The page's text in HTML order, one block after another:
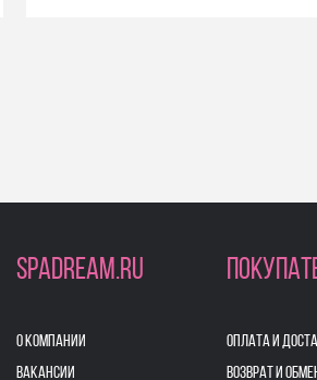
SPADREAM.RU
О КОМПАНИИ
ВАКАНСИИ
ОПЛАТА И
ВОЗВРАТ И